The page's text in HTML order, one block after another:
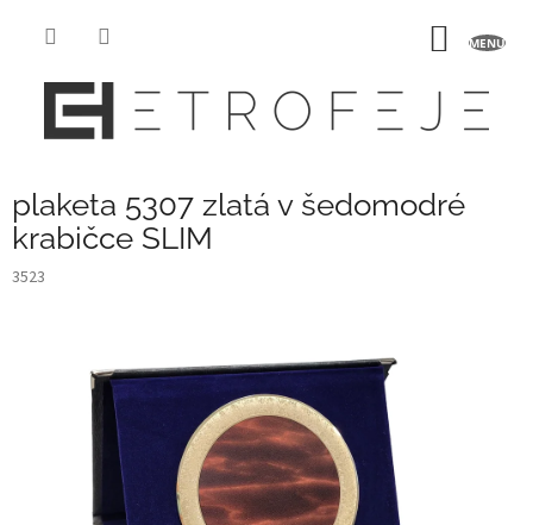
plaketa 5307 zlatá v šedomodré
krabičce SLIM
3523